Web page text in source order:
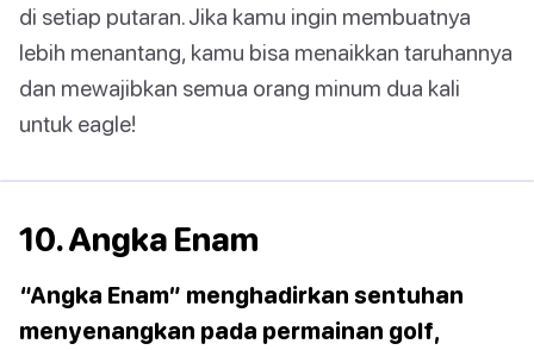
di setiap putaran. Jika kamu ingin membuatnya
lebih menantang, kamu bisa menaikkan taruhannya
dan mewajibkan semua orang minum dua kali
untuk eagle!
10. Angka Enam
“Angka Enam” menghadirkan sentuhan
menyenangkan pada permainan golf,